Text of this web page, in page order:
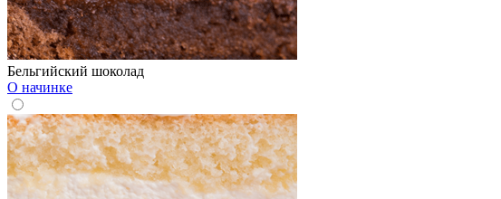
Бельгийский шоколад
О начинке